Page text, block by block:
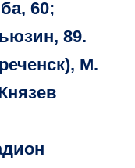
60;
89.
М.